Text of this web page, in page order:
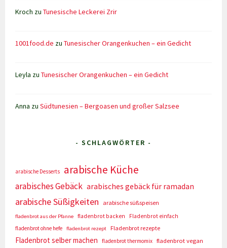
Kroch zuTunesische Leckerei Zrir
1001food.de zuTunesischer Orangenkuchen – ein Gedicht
Leyla zuTunesischer Orangenkuchen – ein Gedicht
Anna zuSüdtunesien – Bergoasen und großer Salzsee
- SCHLAGWÖRTER -
arabische Desserts arabische Küche
arabisches Gebäck arabisches gebäck für ramadan
arabische Süßigkeiten arabische süßspeisen
fladenbrot aus der Pfanne fladenbrot backen
Fladenbrot einfach
fladenbrot ohne hefe
fladenbrot rezept Fladenbrot rezepte
Fladenbrot selber machen fladenbrot thermomix fladenbrot vegan